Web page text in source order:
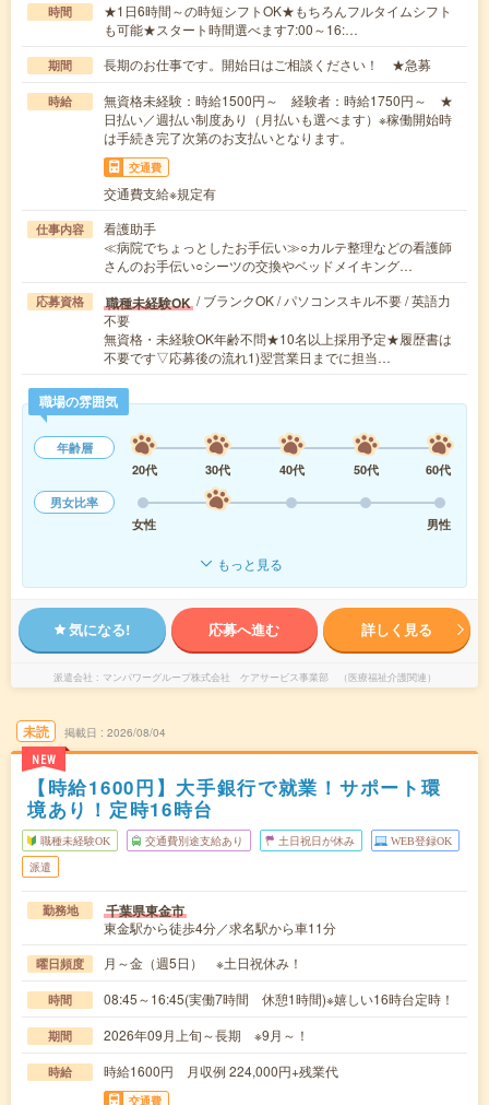
時間
★1日6時間～の時短シフトOK★もちろんフルタイムシフト
も可能★スタート時間選べます7:00～16:…
期間 長期のお仕事です。開始日はご相談ください！ ★急募
時給
無資格未経験：時給1500円～ 経験者：時給1750円～ ★
日払い／週払い制度あり（月払いも選べます）※稼働開始時
は手続き完了次第のお支払いとなります。
交通費
交通費支給※規定有
仕事内容
看護助手
≪病院でちょっとしたお手伝い≫○カルテ整理などの看護師
さんのお手伝い○シーツの交換やベッドメイキング…
応募資格 職種未経験OK / ブランクOK / パソコンスキル不要 / 英語力
不要
無資格・未経験OK年齢不問★10名以上採用予定★履歴書は
不要です▽応募後の流れ1)翌営業日までに担当…
職場の雰囲気
年齢層
20代
30代 40代 50代
60代
男女比率
女性
男性
もっと見る
気になる! 応募へ進む 詳しく見る
派遣会社 マンパワーグループ株式会社 ケアサービス事業部 （医療福祉介護関連）
未読
NEW
掲載日 2026/08/04
【時給1600円】大手銀行で就業！サポート環
境あり！定時16時台
職種未経験OK 交通費別途支給あり 土日祝日が休み WEB登録OK
派遣
勤務地 千葉県東金市
東金駅から徒歩4分／求名駅から車11分
曜日頻度 月～金（週5日） ※土日祝休み！
時間 08:45～16:45(実働7時間 休憩1時間)※嬉しい16時台定時！
期間 2026年09月上旬～長期 ※9月～！
時給 時給1600円 月収例 224,000円+残業代
交通費